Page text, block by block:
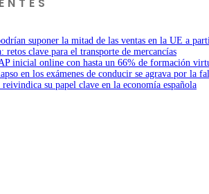
suponer la mitad de las ventas en la UE a
clave para el transporte de mercancías
inicial online con hasta un 66% de formación
en los exámenes de conducir se agrava por la
su papel clave en la economía española